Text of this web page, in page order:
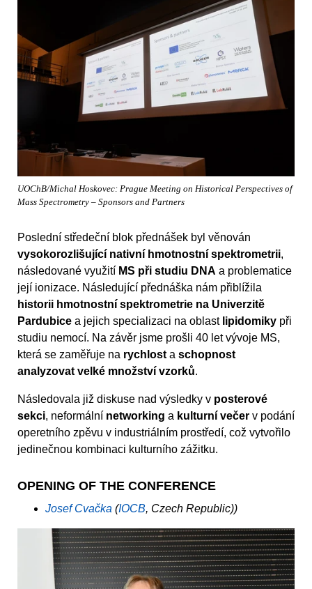
UOChB/Michal Hoskovec: Prague Meeting on Historical Perspectives of
Mass Spectrometry – Sponsors and Partners
Poslední středeční blok přednášek byl věnován
vysokorozlišující nativní hmotnostní spektrometrii,
následované využití MS při studiu DNA a problematice
její ionizace. Následující přednáška nám přiblížila
historii hmotnostní spektrometrie na Univerzitě
Pardubice a jejich specializaci na oblast lipidomiky při
studiu nemocí. Na závěr jsme prošli 40 let vývoje MS,
která se zaměřuje na rychlost a schopnost
analyzovat velké množství vzorků.
Následovala již diskuse nad výsledky v posterové
sekci, neformální networking a kulturní večer v podání
operetního zpěvu v industriálním prostředí, což vytvořilo
jedinečnou kombinaci kulturního zážitku.
OPENING OF THE CONFERENCE
Josef Cvačka (IOCB, Czech Republic))